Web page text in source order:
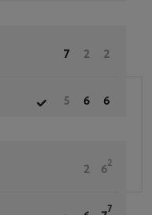
7 2 2
5 6 6
2 6
2
7